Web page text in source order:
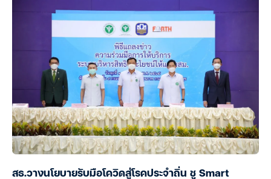
สธ.วางนโยบายรับมือโควิดสู่โรคประจำถิ่น ชู Smart